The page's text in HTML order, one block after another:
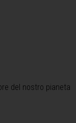
del nostro pianeta